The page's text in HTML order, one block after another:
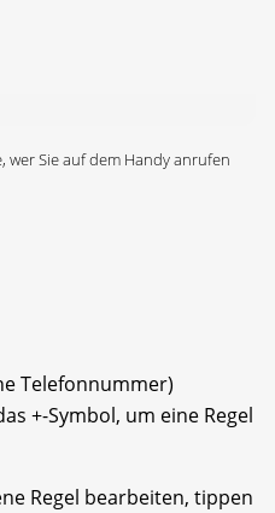
wer Sie auf dem Handy anrufen
Telefonnummer)
+-Symbol, um eine Regel
Regel bearbeiten, tippen